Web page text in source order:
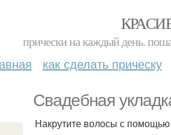
прически на каждый день.
как сделать прическу
Свадебная
Накрутите волосы с помощью